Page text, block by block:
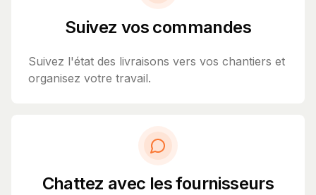
Suivez vos commandes
Suivez l'état des livraisons vers vos chantiers et
organisez votre travail.
Chattez avec les fournisseurs